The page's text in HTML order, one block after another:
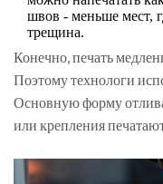
швов - меньше мест,
трещина.
Конечно, печать
Поэтому технологи
Основную форму
или крепления